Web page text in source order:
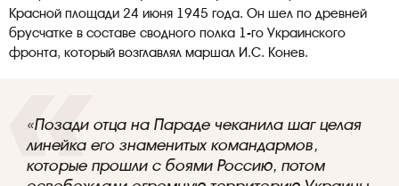
Красной площади 24 июня 1945 года. Он шел по древней
брусчатке в составе сводного полка 1-го Украинского
фронта, который возглавлял маршал И.С. Конев.
«Позади отца на Параде чеканила шаг целая
линейка его знаменитых командармов,
которые прошли с боями Россию, потом